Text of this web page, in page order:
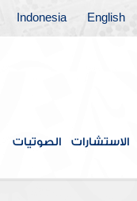
English
Indonesia
الاستشارات الصوتيات